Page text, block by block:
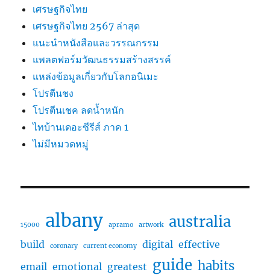
เศรษฐกิจไทย
เศรษฐกิจไทย 2567 ล่าสุด
แนะนำหนังสือและวรรณกรรม
แพลตฟอร์มวัฒนธรรมสร้างสรรค์
แหล่งข้อมูลเกี่ยวกับโลกอนิเมะ
โปรตีนชง
โปรตีนเชค ลดน้ำหนัก
ไทบ้านเดอะซีรีส์ ภาค 1
ไม่มีหมวดหมู่
15000 albany apramo artwork australia
build coronary current economy digital effective
email emotional greatest guide habits